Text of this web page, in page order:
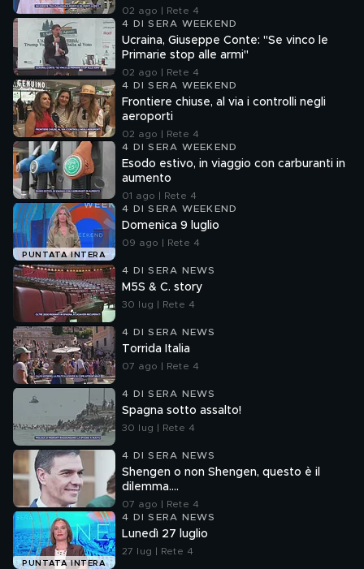
02 ago | Rete 4
4 DI SERA WEEKEND
Ucraina, Giuseppe Conte: "Se vinco le
Primarie stop alle armi"
02 ago | Rete 4
4 DI SERA WEEKEND
Frontiere chiuse, al via i controlli negli
aeroporti
02 ago | Rete 4
4 DI SERA WEEKEND
Esodo estivo, in viaggio con carburanti in
aumento
01 ago | Rete 4
PUNTATA INTERA
4 DI SERA WEEKEND
Domenica 9 luglio
09 ago | Rete 4
4 DI SERA NEWS
M5S & C. story
30 lug | Rete 4
4 DI SERA NEWS
Torrida Italia
07 ago | Rete 4
4 DI SERA NEWS
Spagna sotto assalto!
30 lug | Rete 4
4 DI SERA NEWS
Shengen o non Shengen, questo è il
dilemma....
07 ago | Rete 4
PUNTATA INTERA
4 DI SERA NEWS
Lunedì 27 luglio
27 lug | Rete 4